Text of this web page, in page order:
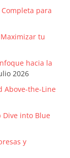
para
tu
hacia la
2026
Above-the-Line
Dive into Blue
y